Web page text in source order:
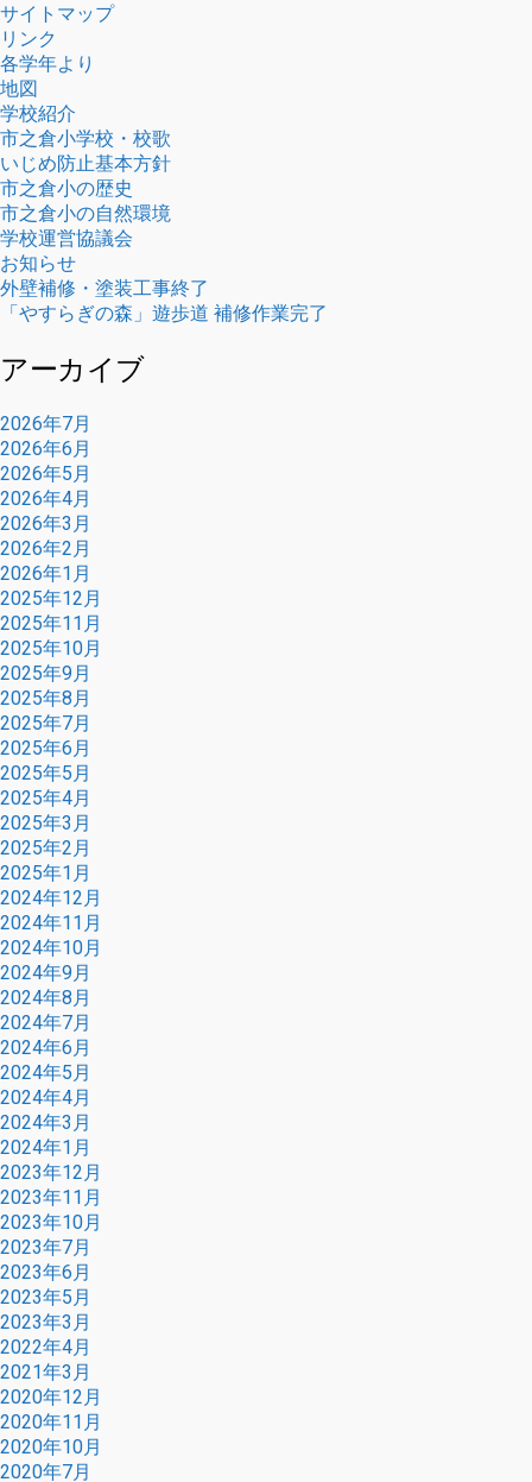
サイトマップ
リンク
各学年より
地図
学校紹介
市之倉小学校・校歌
いじめ防止基本方針
市之倉小の歴史
市之倉小の自然環境
学校運営協議会
お知らせ
外壁補修・塗装工事終了
「やすらぎの森」遊歩道 補修作業完了
アーカイブ
2026年7月
2026年6月
2026年5月
2026年4月
2026年3月
2026年2月
2026年1月
2025年12月
2025年11月
2025年10月
2025年9月
2025年8月
2025年7月
2025年6月
2025年5月
2025年4月
2025年3月
2025年2月
2025年1月
2024年12月
2024年11月
2024年10月
2024年9月
2024年8月
2024年7月
2024年6月
2024年5月
2024年4月
2024年3月
2024年1月
2023年12月
2023年11月
2023年10月
2023年7月
2023年6月
2023年5月
2023年3月
2022年4月
2021年3月
2020年12月
2020年11月
2020年10月
2020年7月